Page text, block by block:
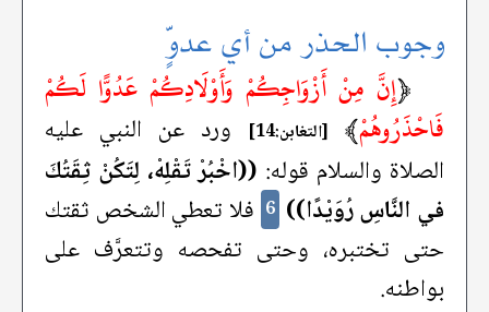
وجوب الحذر من أي عدوٍّ
﴿إِنَّ مِنْ أَزْوَاجِكُمْ وَأَوْلَادِكُمْ عَدُوًّا لَكُمْ
فَاحْذَرُوهُمْ﴾ [التغابن:14]
ورد عن النبي عليه
الصلاة والسلام قوله: ((اخْبُرْ تَقْلِهْ، لِتَكُنْ ثِقَتُكَ
في النَّاسِ رُوَيْدًا)) 6 فلا تعطي الشخص ثقتك
حتى تختبره، وحتى تفحصه وتتعرَّف على
بواطنه.